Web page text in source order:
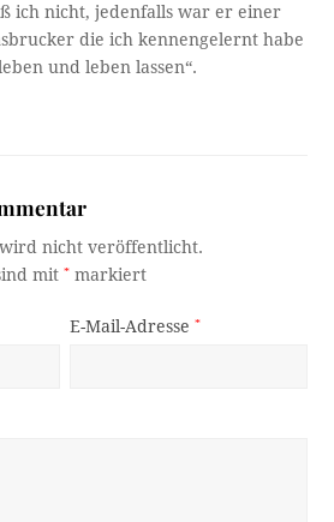
ich nicht, jedenfalls war er einer
die ich kennengelernt habe
und leben lassen“.
wird nicht veröffentlicht.
mit* markiert
E-Mail-Adresse*